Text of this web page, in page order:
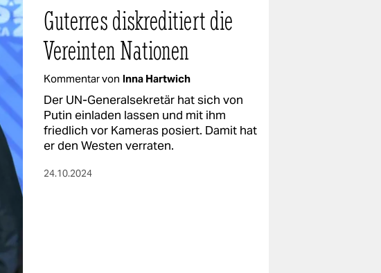
Guterres diskreditiert die
Vereinten Nationen
Kommentar von Inna Hartwich
Der UN-Generalsekretär hat sich von
Putin einladen lassen und mit ihm
friedlich vor Kameras posiert. Damit hat
er den Westen verraten.
24.10.2024